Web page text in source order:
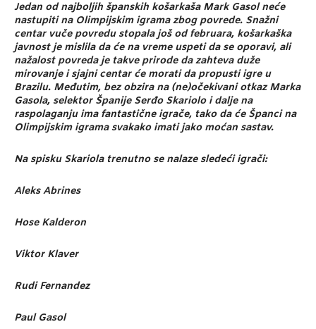
Jedan od najboljih španskih košarkaša Mark Gasol neće
nastupiti na Olimpijskim igrama zbog povrede. Snažni
centar vuče povredu stopala još od februara, košarkaška
javnost je mislila da će na vreme uspeti da se oporavi, ali
nažalost povreda je takve prirode da zahteva duže
mirovanje i sjajni centar će morati da propusti igre u
Brazilu. Međutim, bez obzira na (ne)očekivani otkaz Marka
Gasola, selektor Španije Serđo Skariolo i dalje na
raspolaganju ima fantastične igrače, tako da će Španci na
Olimpijskim igrama svakako imati jako moćan sastav.
Na spisku Skariola trenutno se nalaze sledeći igrači:
Aleks Abrines
Hose Kalderon
Viktor Klaver
Rudi Fernandez
Paul Gasol